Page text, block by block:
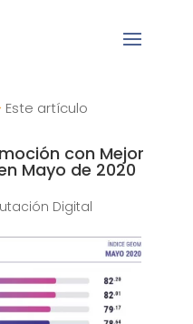
Este artículo
con Mejor
Mayo de 2020
Digital